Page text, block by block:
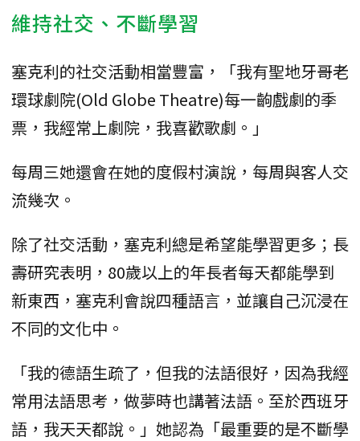
維持社交、不斷學習
塞克利的社交活動相當豐富，「我有聖地牙哥老
環球劇院(Old Globe Theatre)每一齣戲劇的季
票，我經常上劇院，我喜歡歌劇。」
每周三她還會在她的度假村演說，每周與客人交
流幾次。
除了社交活動，塞克利總是希望能學習更多；長
壽研究表明，80歲以上的年長者每天都能學到
新東西，塞克利會說四種語言，並讓自己沉浸在
不同的文化中。
「我的德語生疏了，但我的法語很好，因為我經
常用法語思考，做夢時也講著法語。至於西班牙
語，我天天都說。」她認為「最重要的是不斷學